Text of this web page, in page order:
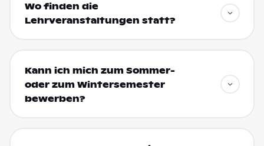
Wo finden die
Lehrveranstaltungen statt?
Kann ich mich zum Sommer-
oder zum Wintersemester
bewerben?